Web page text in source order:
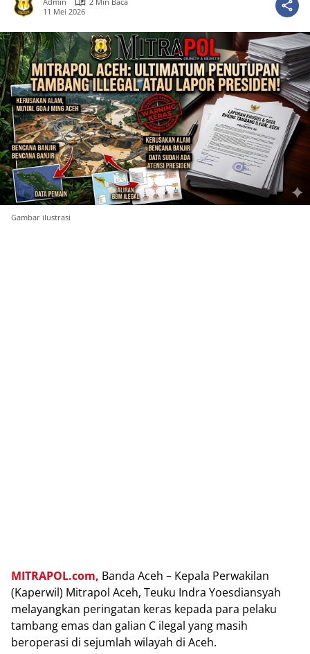
11 Mei 2026
Gambar ilustrasi
MITRAPOL.com, Banda Aceh – Kepala Perwakilan
(Kaperwil) Mitrapol Aceh, Teuku Indra Yoesdiansyah
melayangkan peringatan keras kepada para pelaku
tambang emas dan galian C ilegal yang masih
beroperasi di sejumlah wilayah di Aceh.